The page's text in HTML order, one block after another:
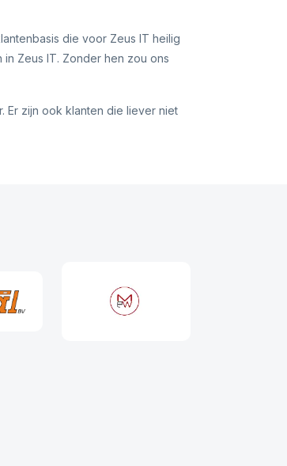
die voor Zeus IT heilig
Zeus IT. Zonder hen zou ons
Er zijn ook klanten die liever niet